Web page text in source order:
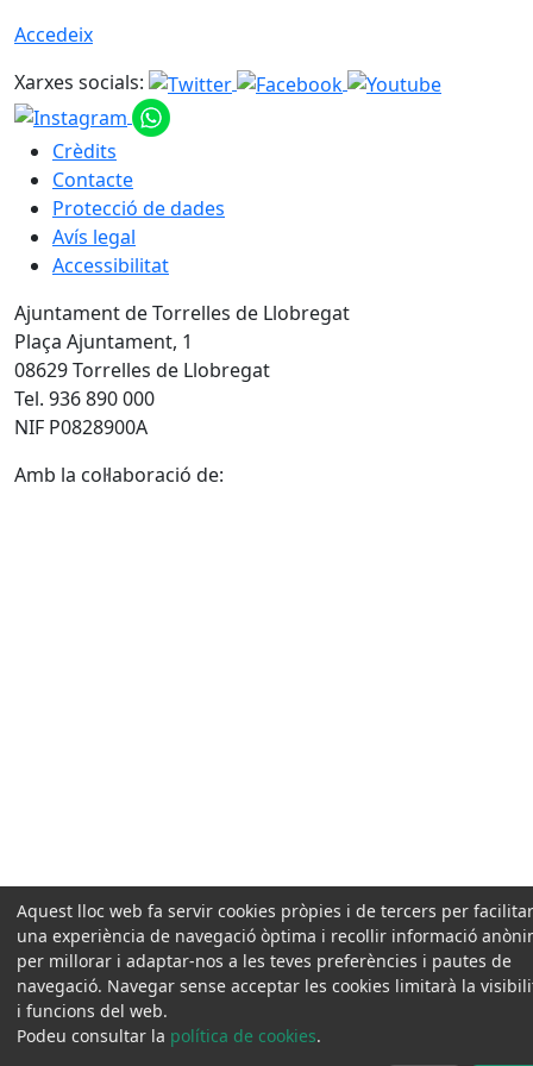
Accedeix
Xarxes socials:
Crèdits
Contacte
Protecció de dades
Avís legal
Accessibilitat
Ajuntament de Torrelles de Llobregat
Plaça Ajuntament, 1
08629 Torrelles de Llobregat
Tel. 936 890 000
NIF P0828900A
Amb la col·laboració de:
Aquest lloc web fa servir cookies pròpies i de tercers per
una experiència de navegació òptima i recollir informació
per millorar i adaptar-nos a les teves preferències i pautes de
navegació. Navegar sense acceptar les cookies limitarà la
i funcions del web.
Podeu consultar la política de cookies.